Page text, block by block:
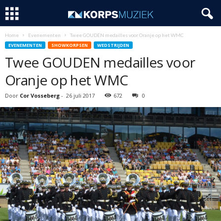
Home Evenementen Twee GOUDEN medailles voor Oranje op het WMC
EVENEMENTEN SHOWKORPSEN WEDSTRIJDEN
Twee GOUDEN medailles voor
Oranje op het WMC
Door Cor Vosseberg - 26 juli 2017 672 0